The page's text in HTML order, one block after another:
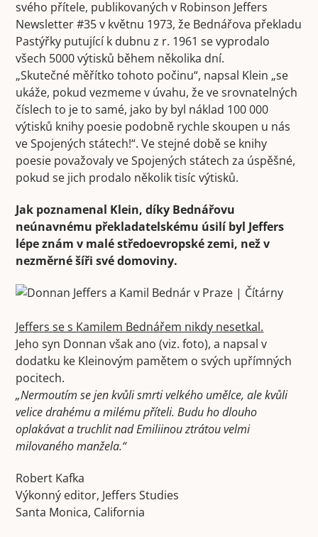
svého přítele, publikovaných v Robinson Jeffers
Newsletter #35 v květnu 1973, že Bednářova překladu
Pastýřky putující k dubnu z r. 1961 se vyprodalo
všech 5000 výtisků během několika dní.
„Skutečné měřítko tohoto počinu“, napsal Klein „se
ukáže, pokud vezmeme v úvahu, že ve srovnatelných
číslech to je to samé, jako by byl náklad 100 000
výtisků knihy poesie podobně rychle skoupen u nás
ve Spojených státech!“. Ve stejné době se knihy
poesie považovaly ve Spojených státech za úspěšné,
pokud se jich prodalo několik tisíc výtisků.
Jak poznamenal Klein, díky Bednářovu
neúnavnému překladatelskému úsilí byl Jeffers
lépe znám v malé středoevropské zemi, než v
nezměrné šíři své domoviny.
Jeffers se s Kamilem Bednářem nikdy nesetkal.
Jeho syn Donnan však ano (viz. foto), a napsal v
dodatku ke Kleinovým pamětem o svých upřímných
pocitech.
„Nermoutím se jen kvůli smrti velkého umělce, ale kvůli
velice drahému a milému příteli. Budu ho dlouho
oplakávat a truchlit nad Emiliinou ztrátou velmi
milovaného manžela.“
Robert Kafka
Výkonný editor, Jeffers Studies
Santa Monica, California